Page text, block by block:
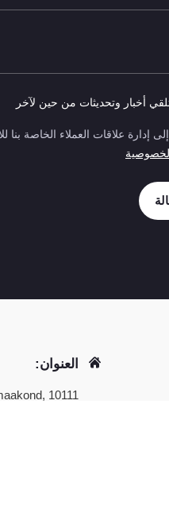
أخبار وتحديثات من حين لآخر
إدارة علاقات العملاء الخاصة
العنوان:
10111